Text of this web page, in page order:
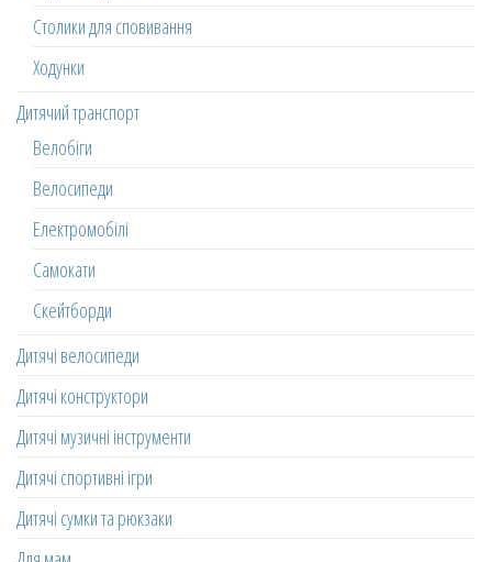
Столики для сповивання
Ходунки
Дитячий транспорт
Велобіги
Велосипеди
Електромобілі
Самокати
Скейтборди
Дитячі велосипеди
Дитячі конструктори
Дитячі музичні інструменти
Дитячі спортивні ігри
Дитячі сумки та рюкзаки